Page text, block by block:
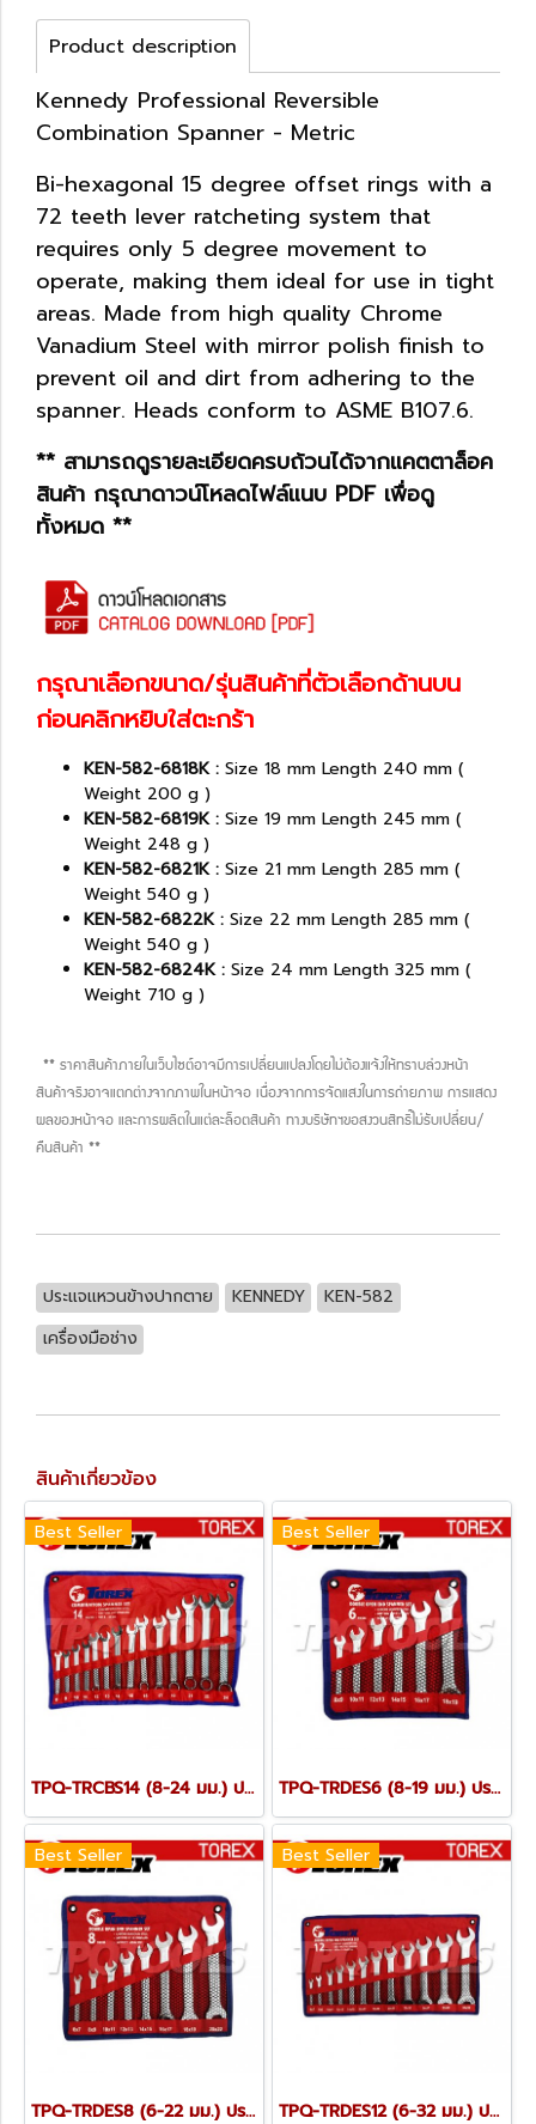
Product description
Kennedy Professional Reversible
Combination Spanner - Metric
Bi-hexagonal 15 degree offset rings with a
72 teeth lever ratcheting system that
requires only 5 degree movement to
operate, making them ideal for use in tight
areas. Made from high quality Chrome
Vanadium Steel with mirror polish finish to
prevent oil and dirt from adhering to the
spanner. Heads conform to ASME B107.6.
** สามารถดูรายละเอียดครบถ้วนได้จากแคตตาล็อค
สินค้า กรุณาดาวน์โหลดไฟล์แนบ PDF เพื่อดู
ทั้งหมด **
กรุณาเลือกขนาด/รุ่นสินค้าที่ตัวเลือกด้านบน
ก่อนคลิกหยิบใส่ตะกร้า
KEN-582-6818K : Size 18 mm Length 240 mm (
Weight 200 g )
KEN-582-6819K : Size 19 mm Length 245 mm (
Weight 248 g )
KEN-582-6821K : Size 21 mm Length 285 mm (
Weight 540 g )
KEN-582-6822K : Size 22 mm Length 285 mm (
Weight 540 g )
KEN-582-6824K : Size 24 mm Length 325 mm (
Weight 710 g )
** ราคาสินค้าภายในเว็บไซต์อาจมีการเปลี่ยนแปลงโดยไม่ต้องแจ้งให้ทราบล่วงหน้า
สินค้าจริงอาจแตกต่างจากภาพในหน้าจอ เนื่องจากการจัดแสงในการถ่ายภาพ การแสดง
ผลของหน้าจอ และการผลิตในแต่ละล็อตสินค้า ทางบริษัทฯขอสงวนสิทธิ์ไม่รับเปลี่ยน/
คืนสินค้า **
ประแจแหวนข้างปากตาย KENNEDY
KEN-582
เครื่องมือช่าง
สินค้าเกี่ยวข้อง
Best Seller
TPQ-TRCBS14 (8-24 มม.) ประแจแหวนข้างปากตายชุด 14 ตัว TOREX
Best Seller
TPQ-TRDES6 (8-19 มม.) ประแจปากตายชุด 6 ตัว TOREX
Best Seller
TPQ-TRDES8 (6-22 มม.) ประแจปากตายชุด 8 ตัว TOREX
Best Seller
TPQ-TRDES12 (6-32 มม.) ประแจปากตายชุด 12 ตัว TOREX